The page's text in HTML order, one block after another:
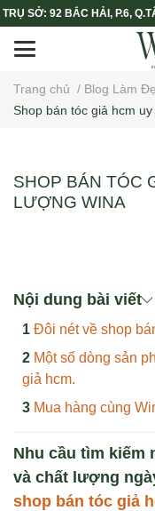
TRỤ SỞ: 92 BẮC HẢI, P.6,
Trang chủ / Blog Làm
Shop bán tóc giả hcm
SHOP BÁN TÓC
LƯỢNG WINA
Nội dung bài viết
Đôi nét về shop
Một số dòng sản
giả hcm.
Mua hàng cùng
Nhu cầu tìm kiếm
và chất lượng
shop bán tóc giả